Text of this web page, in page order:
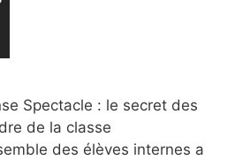
Spectacle : le secret des
de la classe
des élèves internes a